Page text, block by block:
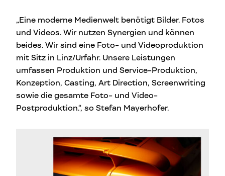
„Eine moderne Medienwelt benötigt Bilder. Fotos
und Videos. Wir nutzen Synergien und können
beides. Wir sind eine Foto- und Videoproduktion
mit Sitz in Linz/Urfahr. Unsere Leistungen
umfassen Produktion und Service-Produktion,
Konzeption, Casting, Art Direction, Screenwriting
sowie die gesamte Foto- und Video-
Postproduktion.“, so Stefan Mayerhofer.